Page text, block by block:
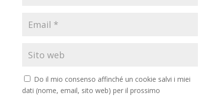
Do il mio consenso affinché un cookie salvi i miei
dati (nome, email, sito web) per il prossimo